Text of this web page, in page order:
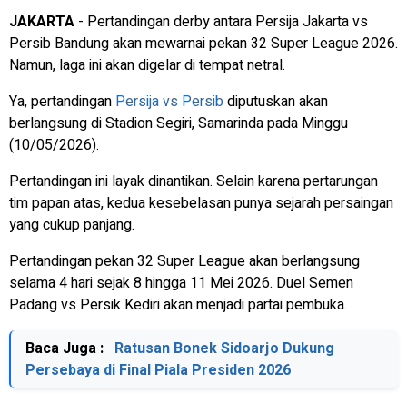
JAKARTA - Pertandingan derby antara Persija Jakarta vs
Persib Bandung akan mewarnai pekan 32 Super League 2026.
Namun, laga ini akan digelar di tempat netral.
Ya, pertandingan Persija vs Persibdiputuskan akan
berlangsung di Stadion Segiri, Samarinda pada Minggu
(10/05/2026).
Pertandingan ini layak dinantikan. Selain karena pertarungan
tim papan atas, kedua kesebelasan punya sejarah persaingan
yang cukup panjang.
Pertandingan pekan 32 Super League akan berlangsung
selama 4 hari sejak 8 hingga 11 Mei 2026. Duel Semen
Padang vs Persik Kediri akan menjadi partai pembuka.
Baca Juga : Ratusan Bonek Sidoarjo Dukung
Persebaya di Final Piala Presiden 2026